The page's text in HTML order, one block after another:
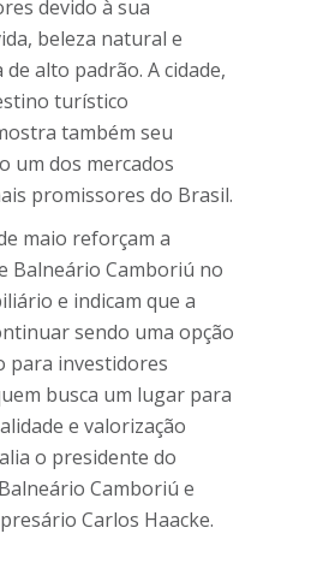
devido à sua
beleza natural e
alto padrão. A cidade,
turístico
também seu
um dos mercados
promissores do Brasil.
maio reforçam a
Balneário Camboriú no
e indicam que a
sendo uma opção
para investidores
busca um lugar para
e valorização
o presidente do
Camboriú e
Carlos Haacke.